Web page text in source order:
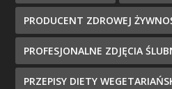
PRODUCENT ZDROWEJ
PROFESJONALNE ZDJĘCIA
PRZEPISY DIETY